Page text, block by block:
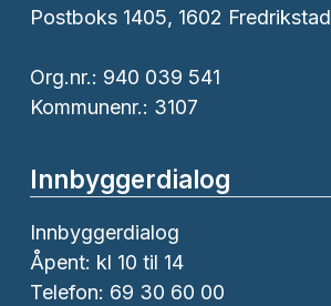
Postboks 1405, 1602 Fredrikstad
Org.nr.: 940 039 541
Kommunenr.: 3107
Innbyggerdialog
Innbyggerdialog
Åpent: kl 10 til 14
Telefon: 69 30 60 00